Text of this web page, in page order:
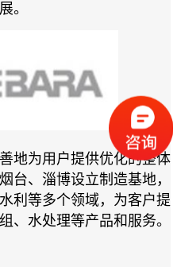
。
地为用户提供优化的整体
台、淄博设立制造基地，
利等多个领域，为客户提
、水处理等产品和服务。